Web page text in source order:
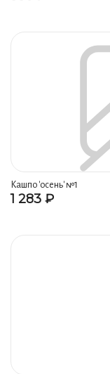
Кашпо 'осень' №1
1 283 ₽